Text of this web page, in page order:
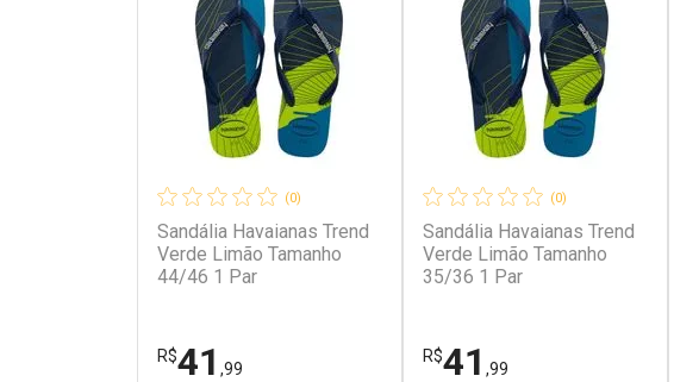
(0)
Sandália Havaianas Trend
Verde Limão Tamanho
44/46 1 Par
R$41 ,99
(0)
Sandália Havaianas Trend
Verde Limão Tamanho
35/36 1 Par
R$41 ,99